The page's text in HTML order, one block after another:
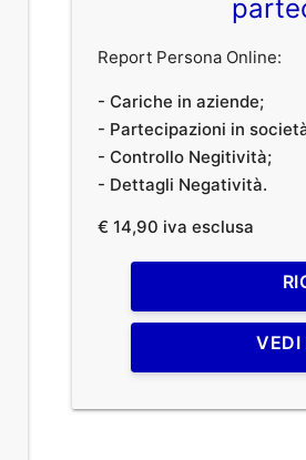
Report Persona Online:
- Cariche in aziende;
- Partecipazioni in
- Controllo Negitività;
- Dettagli Negatività.
€ 14,90 iva esclusa
VEDI